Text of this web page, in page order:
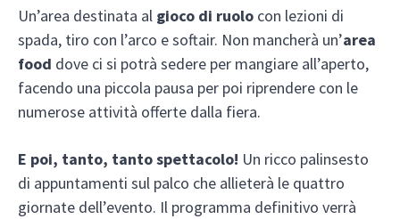
Un’area destinata al gioco di ruolo con lezioni di
spada, tiro con l’arco e softair. Non mancherà un’area
food dove ci si potrà sedere per mangiare all’aperto,
facendo una piccola pausa per poi riprendere con le
numerose attività offerte dalla fiera.
E poi, tanto, tanto spettacolo! Un ricco palinsesto
di appuntamenti sul palco che allieterà le quattro
giornate dell’evento. Il programma definitivo verrà